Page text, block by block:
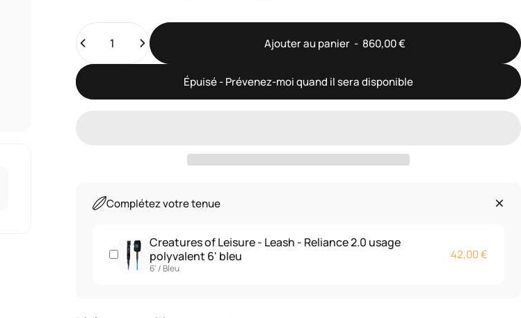
Ajouter au panier - 860,00 €
Épuisé - Prévenez-moi quand il sera disponible
Complétez votre tenue
Creatures of Leisure - Leash - Reliance 2.0 usage
polyvalent 6' bleu
6' / Bleu
42,00 €